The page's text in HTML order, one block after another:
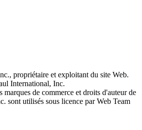
propriétaire et exploitant du site Web.
International, Inc.
marques de commerce et droits d'auteur de
sont utilisés sous licence par Web Team